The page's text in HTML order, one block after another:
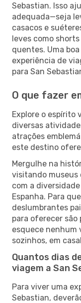
Sebastian. Isso
adequada—seja
casacos e
leves como
quentes. Uma
experiência de
para San
O que fazer
Explore o espírito
diversas
atrações
este destino
Mergulhe na
visitando museus
com a
Espanha. Para
deslumbrantes
para oferecer são
esquece nenhum
sozinhos, em
Quantos dias
viagem a San
Para viver uma
Sebastian,